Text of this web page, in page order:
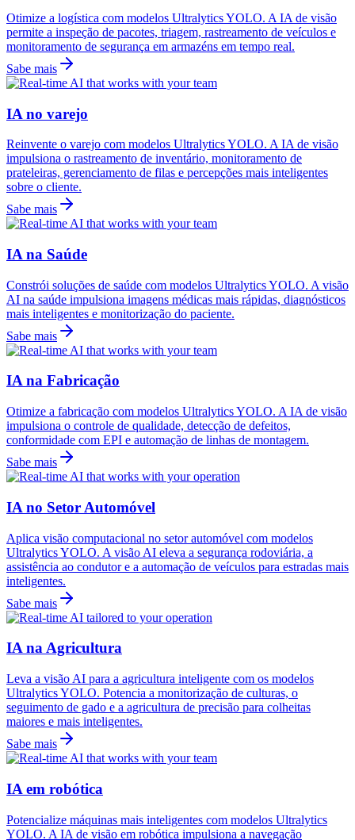
Otimize a logística com modelos Ultralytics YOLO. A IA de visão
permite a inspeção de pacotes, triagem, rastreamento de veículos e
monitoramento de segurança em armazéns em tempo real.
Sabe mais
IA no varejo
Reinvente o varejo com modelos Ultralytics YOLO. A IA de visão
impulsiona o rastreamento de inventário, monitoramento de
prateleiras, gerenciamento de filas e percepções mais inteligentes
sobre o cliente.
Sabe mais
IA na Saúde
Constrói soluções de saúde com modelos Ultralytics YOLO. A visão
AI na saúde impulsiona imagens médicas mais rápidas, diagnósticos
mais inteligentes e monitorização do paciente.
Sabe mais
IA na Fabricação
Otimize a fabricação com modelos Ultralytics YOLO. A IA de visão
impulsiona o controle de qualidade, detecção de defeitos,
conformidade com EPI e automação de linhas de montagem.
Sabe mais
IA no Setor Automóvel
Aplica visão computacional no setor automóvel com modelos
Ultralytics YOLO. A visão AI eleva a segurança rodoviária, a
assistência ao condutor e a automação de veículos para estradas mais
inteligentes.
Sabe mais
IA na Agricultura
Leva a visão AI para a agricultura inteligente com os modelos
Ultralytics YOLO. Potencia a monitorização de culturas, o
seguimento de gado e a agricultura de precisão para colheitas
maiores e mais inteligentes.
Sabe mais
IA em robótica
Potencialize máquinas mais inteligentes com modelos Ultralytics
YOLO. A IA de visão em robótica impulsiona a navegação